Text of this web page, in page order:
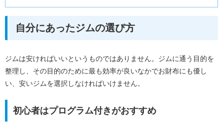
自分にあったジムの選び方
ジムは安ければいいというものではありません。ジムに通う目的を
整理し、その目的のために最も効率が良いなかでお財布にも優し
い、安いジムを選択しなければいけません。
初心者はプログラム付きがおすすめ